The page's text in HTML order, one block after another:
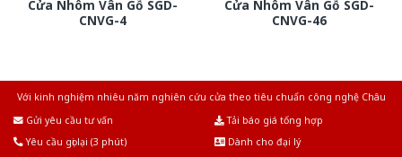
Cửa Nhôm Vân Gỗ SGD-
CNVG-4
Cửa Nhôm Vân Gỗ SGD-
CNVG-46
Với kinh nghiệm nhiêu năm nghiên cứu cửa theo tiêu chuẩn công nghệ Châu
Gửi yêu cầu tư vấn
Tải báo giá tổng hợp
Yêu cầu gọi lại (3 phút)
Dành cho đại lý